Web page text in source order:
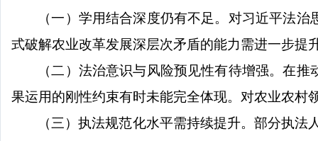
（一）学用结合深度仍有不足。 对习近平法治
式破解农业改革发展深层次矛盾的能力需进一步提
（二）法治意识与风险预见性有待增强。在推
果运用的刚性约束有时未能完全体现。对农业农村
（三）执法规范化水平需持续提升。 部分执法